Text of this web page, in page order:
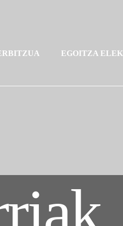
EGOITZA